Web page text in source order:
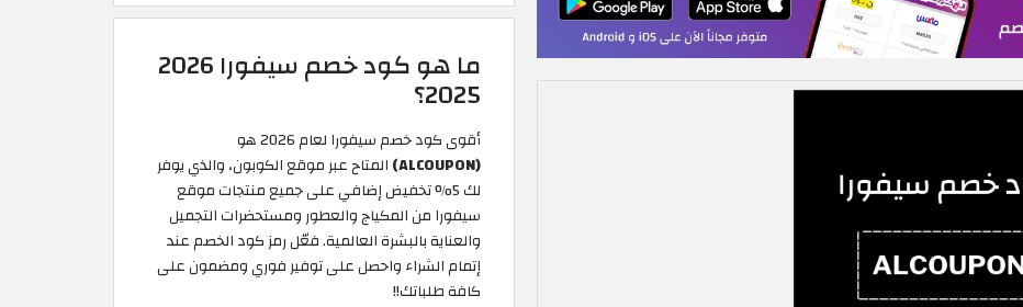
ما هو كود خصم سيفورا 2026
2025؟
أقوى كود خصم سيفورا لعام 2026 هو
(ALCOUPON)
المتاح عبر موقع الكوبون، والذي يوفر
لك 5% تخفيض إضافي على جميع منتجات موقع
سيفورا من المكياج والعطور ومستحضرات التجميل
والعناية بالبشرة العالمية. فعّل رمز كود الخصم عند
إتمام الشراء واحصل على توفير فوري ومضمون على
كافة طلباتك!!